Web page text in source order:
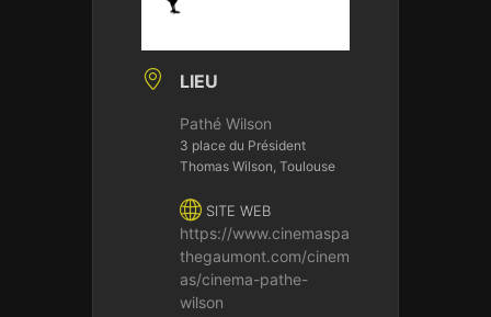
LIEU
Pathé Wilson
3 place du Président
Thomas Wilson, Toulouse
SITE WEB
https://www.cinemaspa
thegaumont.com/cinem
as/cinema-pathe-
wilson